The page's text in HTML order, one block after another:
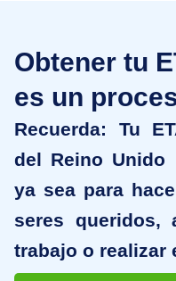
Obtener tu
es un
Recuerda:
Tu
del Reino Unido
ya sea para
seres queridos,
trabajo o realizar